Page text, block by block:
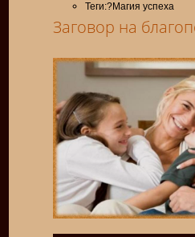
Теги:?Магия успеха
Заговор на